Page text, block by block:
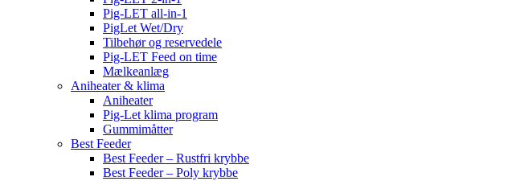
Pig-LET all-in-1
PigLet Wet/Dry
Tilbehør og reservedele
Pig-LET Feed on time
Mælkeanlæg
Aniheater & klima
Aniheater
Pig-Let klima program
Gummimåtter
Best Feeder
Best Feeder – Rustfri krybbe
Best Feeder – Poly krybbe